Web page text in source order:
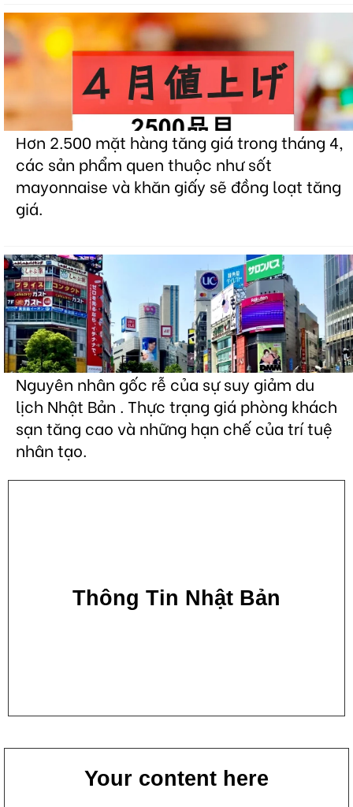
Hơn 2.500 mặt hàng tăng giá trong tháng 4,
các sản phẩm quen thuộc như sốt
mayonnaise và khăn giấy sẽ đồng loạt tăng
giá.
Nguyên nhân gốc rễ của sự suy giảm du
lịch Nhật Bản . Thực trạng giá phòng khách
sạn tăng cao và những hạn chế của trí tuệ
nhân tạo.
Thông Tin Nhật Bản
Your content here